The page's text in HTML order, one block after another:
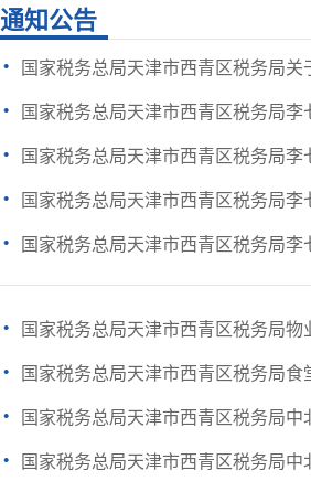
通知公告
· 国家税务总局天津市西青区税务局
· 国家税务总局天津市西青区税务局
· 国家税务总局天津市西青区税务局
· 国家税务总局天津市西青区税务局
· 国家税务总局天津市西青区税务局
· 国家税务总局天津市西青区税务局
· 国家税务总局天津市西青区税务局
· 国家税务总局天津市西青区税务局
· 国家税务总局天津市西青区税务局